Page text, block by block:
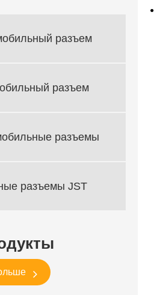
разъем
разъем
разъемы
разъемы JST